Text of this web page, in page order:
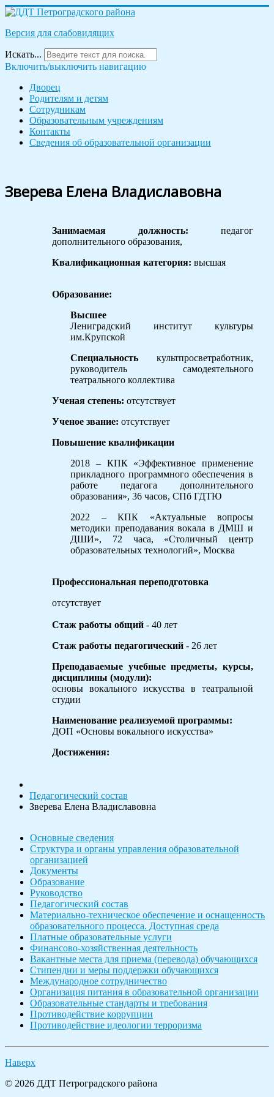
Версия для слабовидящих
Искать...
Включить/выключить навигацию
Дворец
Родителям и детям
Сотрудникам
Образовательным учреждениям
Контакты
Сведения об образовательной организации
Зверева Елена Владиславовна
Занимаемая должность: педагог
дополнительного образования,
Квалификационная категория: высшая
Образование:
Высшее
Лениградский институт культуры
им.Крупской
Специальность культпросветработник,
руководитель самодеятельного
театрального коллектива
Ученая степень: отсутствует
Ученое звание: отсутствует
Повышение квалификации
2018 – КПК «Эффективное применение
прикладного программного обеспечения в
работе педагога дополнительного
образования», 36 часов, СПб ГДТЮ
2022 – КПК «Актуальные вопросы
методики преподавания вокала в ДМШ и
ДШИ», 72 часа, «Столичный центр
образовательных технологий», Москва
Профессиональная переподготовка
отсутствует
Стаж работы общий - 40 лет
Стаж работы педагогический - 26 лет
Преподаваемые учебные предметы, курсы,
дисциплины (модули):
основы вокального искусства в театральной
студии
Наименование реализуемой программы:
ДОП «Основы вокального искусства»
Достижения:
Педагогический состав
Зверева Елена Владиславовна
Основные сведения
Структура и органы управления образовательной
организацией
Документы
Образование
Руководство
Педагогический состав
Материально-техническое обеспечение и оснащенность
образовательного процесса. Доступная среда
Платные образовательные услуги
Финансово-хозяйственная деятельность
Вакантные места для приема (перевода) обучающихся
Стипендии и меры поддержки обучающихся
Международное сотрудничество
Организация питания в образовательной организации
Образовательные стандарты и требования
Противодействие коррупции
Противодействие идеологии терроризма
Наверх
© 2026 ДДТ Петроградского района